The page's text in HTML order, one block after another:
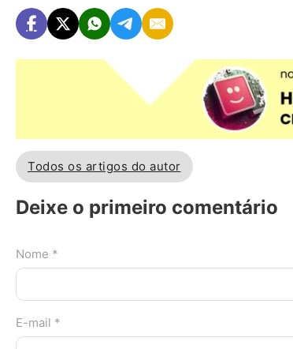
Todos os artigos do autor
Deixe o primeiro comentário
Nome *
E-mail *